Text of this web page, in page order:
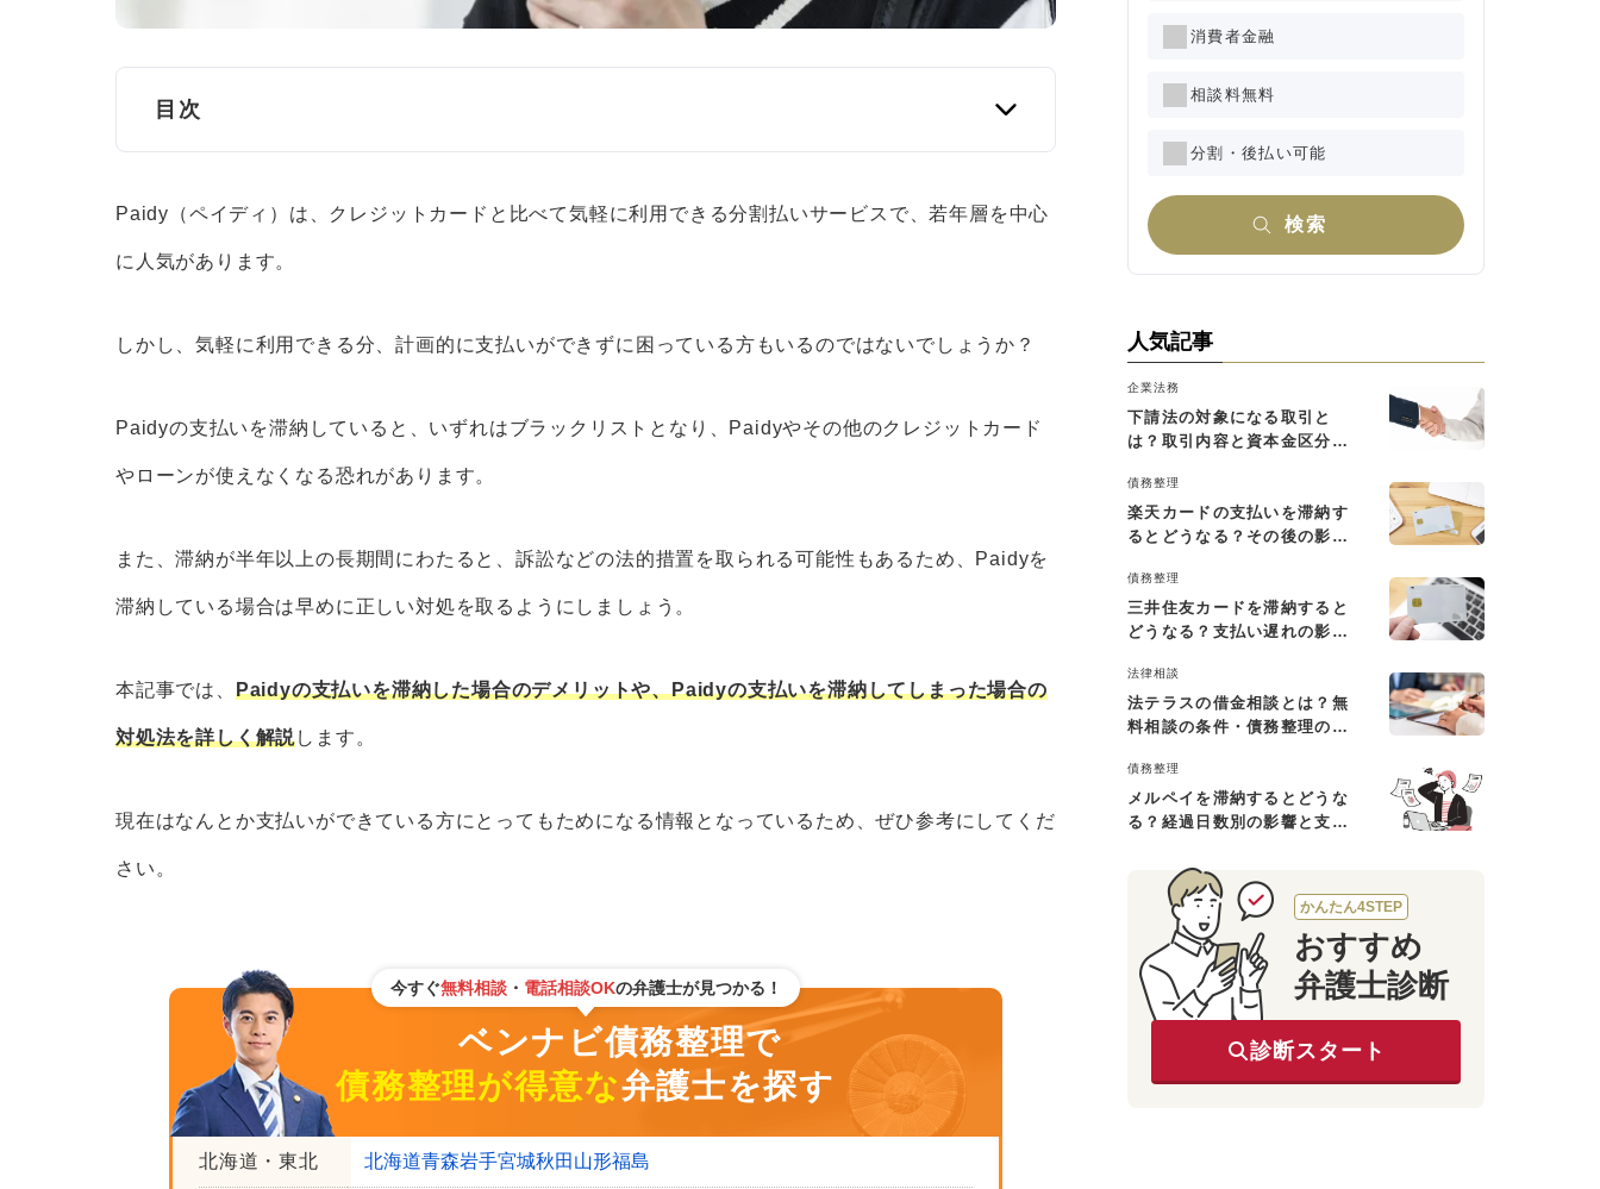
目次
Paidyの支払いはいつから延滞になる？翌月27日を過ぎた場合
2.遅延損害金などが発生する
4.ブラックリストに登録される
5.強制解約となり一括請求される
7.給料など財産を差し押さえられてしまう
Paidyの支払いを滞納しそうな場合の4つの対処法
2.不用品をリサイクルショップで売却する
3.親や兄弟などから一時的にお金を借りる
Paidyの支払いを滞納してしまった場合の対処法｜3ステップ
さいごに｜Paidy以外にも滞納がある場合は弁護士に相談しよう
Paidy（ペイディ）は、クレジットカードと比べて気軽に利用できる分割払いサービスで、若年層を中心
に人気があります。
しかし、気軽に利用できる分、計画的に支払いができずに困っている方もいるのではないでしょうか？
Paidyの支払いを滞納していると、いずれはブラックリストとなり、Paidyやその他のクレジットカード
やローンが使えなくなる恐れがあります。
また、滞納が半年以上の長期間にわたると、訴訟などの法的措置を取られる可能性もあるため、Paidyを
滞納している場合は早めに正しい対処を取るようにしましょう。
本記事では、 Paidyの支払いを滞納した場合のデメリットや、Paidyの支払いを滞納してしまった場合の
対処法を詳しく解説します。
現在はなんとか支払いができている方にとってもためになる情報となっているため、ぜひ参考にしてくだ
さい。
今すぐ無料相談・ 電話相談OKの弁護士が見つかる！
ベンナビ債務整理で
債務整理が得意な弁護士を探す
北海道・東北 北海道青森岩手宮城秋田 山形福島
消費者金融
相談料無料
分割・後払い可能
検索
人気記事
企業法務
下請法の対象になる取引と
は？取引内容と資本金区分に
債務整理
楽天カードの支払いを滞納す
るとどうなる？その後の影響
債務整理
三井住友カードを滞納すると
どうなる？支払い遅れの影響
法律相談
法テラスの借金相談とは？無
料相談の条件・債務整理の費
債務整理
メルペイを滞納するとどうな
る？経過日数別の影響と支払
かんたん4STEP
おすすめ
弁護士診断
診断スタート